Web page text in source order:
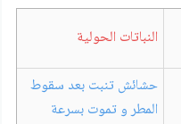
النباتات الحولية
حشائش تنبت بعد سقوط
المطر و تموت بسرعة